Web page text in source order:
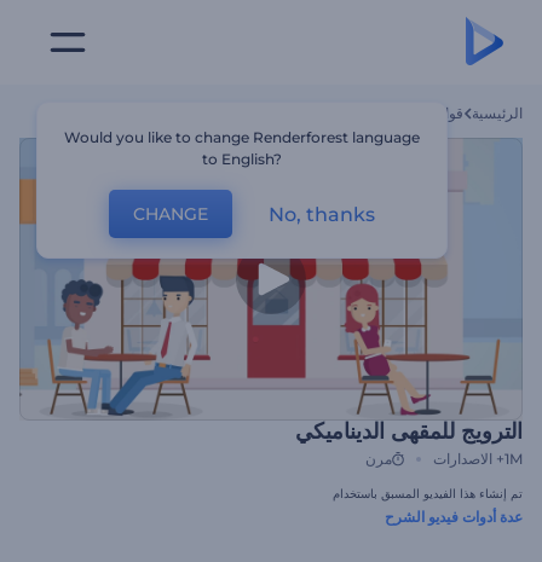
الرئيسية قوالب
الترويج للمقهى الديناميكي
1M+ الاصدارات مرن
تم إنشاء هذا الفيديو المسبق باستخدام
عدة أدوات فيديو الشرح
Would you like to change Renderforest language
to English?
CHANGE No, thanks